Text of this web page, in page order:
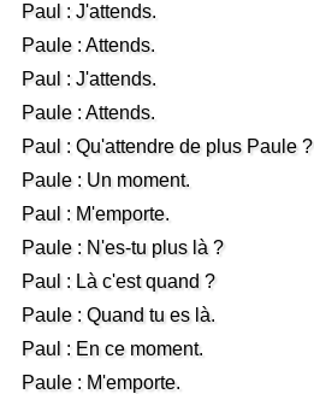
Paul : J'attends.
Paule : Attends.
Paul : J'attends.
Paule : Attends.
Paul : Qu'attendre de plus Paule ?
Paule : Un moment.
Paul : M'emporte.
Paule : N'es-tu plus là ?
Paul : Là c'est quand ?
Paule : Quand tu es là.
Paul : En ce moment.
Paule : M'emporte.